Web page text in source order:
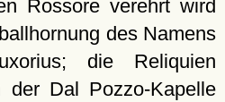
Rossore verehrt wird
des Namens
die Reliquien
der Dal Pozzo-Kapelle